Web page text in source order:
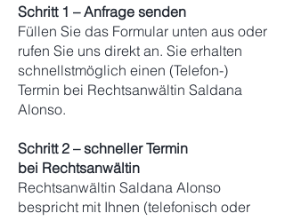
Schritt 1 – Anfrage senden
Füllen Sie das Formular unten aus oder
rufen Sie uns direkt an. Sie erhalten
schnellstmöglich einen (Telefon-)
Termin bei Rechtsanwältin Saldana
Alonso.
Schritt 2 –schnellerTermin
bei Rechtsanwältin
Rechtsanwältin Saldana Alonso
bespricht mit Ihnen (telefonisch oder